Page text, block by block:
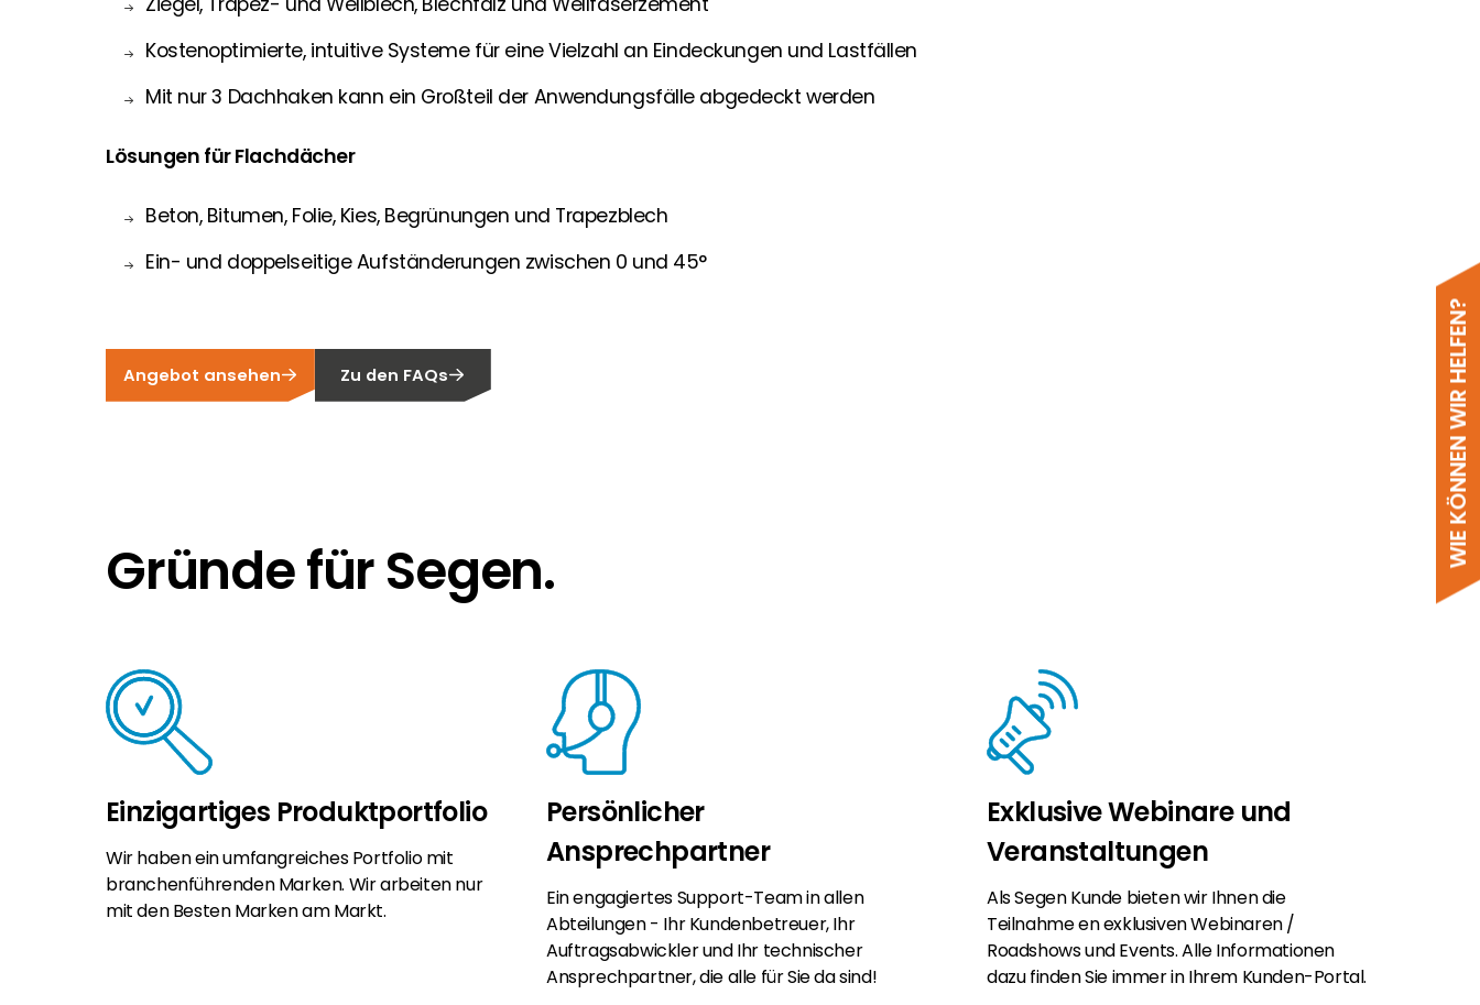
WIE KÖNNEN WIR HELFEN?
Kostenoptimierte, intuitive Systeme für eine Vielzahl an Eindeckungen und Lastfällen
Mit nur 3 Dachhaken kann ein Großteil der Anwendungsfälle abgedeckt werden
Lösungen für Flachdächer
Beton, Bitumen, Folie, Kies, Begrünungen und Trapezblech
Ein- und doppelseitige Aufständerungen zwischen 0 und 45°
Angebot ansehen Zu den FAQs
Gründe für Segen.
Einzigartiges Produktportfolio
Wir haben ein umfangreiches Portfolio mit
branchenführenden Marken. Wir arbeiten nur
mit den Besten Marken am Markt.
Persönlicher
Ansprechpartner
Ein engagiertes Support-Team in allen
Abteilungen - Ihr Kundenbetreuer, Ihr
Auftragsabwickler und Ihr technischer
Ansprechpartner, die alle für Sie da sind!
Exklusive Webinare und
Veranstaltungen
Als Segen Kunde bieten wir Ihnen die
Teilnahme en exklusiven Webinaren /
Roadshows und Events. Alle Informationen
dazu finden Sie immer in Ihrem Kunden-Portal.